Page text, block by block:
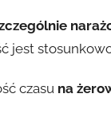
jest
czasu na